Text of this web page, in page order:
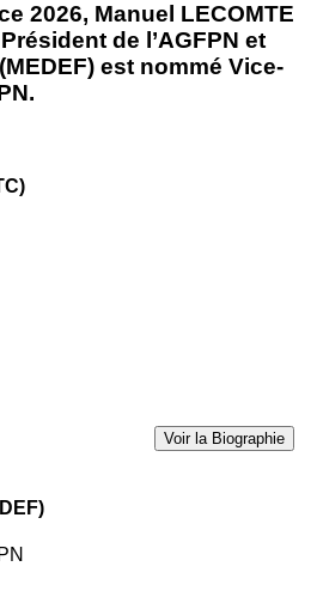
2026, Manuel LECOMTE
de l’AGFPN et
est nommé Vice-
Voir la Biographie